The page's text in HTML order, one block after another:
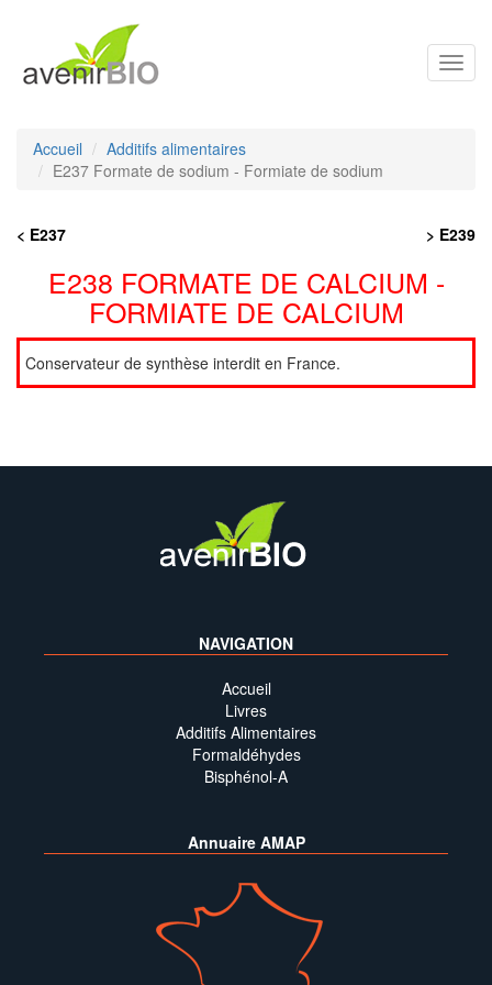
Accueil
Additifs alimentaires
E237 Formate de sodium - Formiate de sodium
< E237 > E239
E238 FORMATE DE CALCIUM -
FORMIATE DE CALCIUM
Conservateur de synthèse interdit en France.
NAVIGATION
Accueil
Livres
Additifs Alimentaires
Formaldéhydes
Bisphénol-A
Annuaire AMAP